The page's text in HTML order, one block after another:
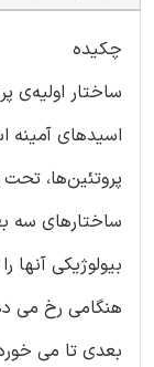
چکیده
ساختار اولیه‌ی
اسیدهای آمینه
پروتئین‌ها،
ساختارهای سه
بیولوژیکی
هنگامی رخ می
بعدی تا می